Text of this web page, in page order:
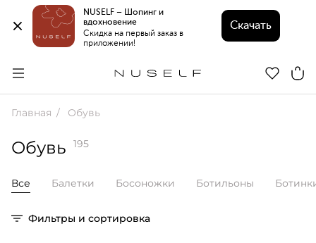
NUSELF – Шопинг и
вдохновение
Скидка на первый заказ в
приложении!
Скачать
Главная Обувь
Обувь 195
Все Балетки Босоножки Ботильоны
Фильтры и сортировка